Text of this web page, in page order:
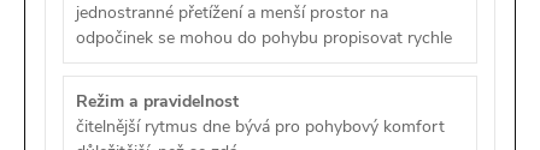
jednostranné přetížení a menší prostor na
odpočinek se mohou do pohybu propisovat rychle
Režim a pravidelnost
čitelnější rytmus dne bývá pro pohybový komfort